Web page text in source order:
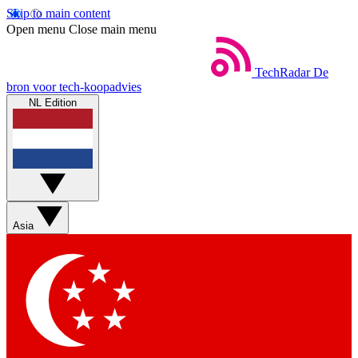
Skip to main content
Open menu Close main menu
TechRadar De
bron voor tech-koopadvies
NL Edition
Asia